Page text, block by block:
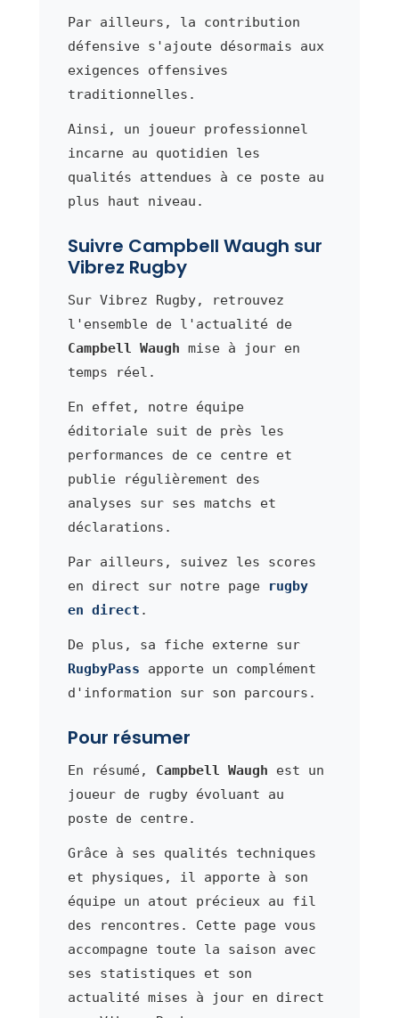
Par ailleurs, la contribution
défensive s'ajoute désormais aux
exigences offensives
traditionnelles.
Ainsi, un joueur professionnel
incarne au quotidien les
qualités attendues à ce poste au
plus haut niveau.
Suivre Campbell Waugh sur
Vibrez Rugby
Sur Vibrez Rugby, retrouvez
l'ensemble de l'actualité de
Campbell Waugh mise à jour en
temps réel.
En effet, notre équipe
éditoriale suit de près les
performances de ce centre et
publie régulièrement des
analyses sur ses matchs et
déclarations.
Par ailleurs, suivez les scores
en direct sur notre page
rugby
en direct .
De plus, sa fiche externe sur
RugbyPass apporte un complément
d'information sur son parcours.
Pour résumer
En résumé, Campbell Waugh est un
joueur de rugby évoluant au
poste de centre.
Grâce à ses qualités techniques
et physiques, il apporte à son
équipe un atout précieux au fil
des rencontres. Cette page vous
accompagne toute la saison avec
ses statistiques et son
actualité mises à jour en direct